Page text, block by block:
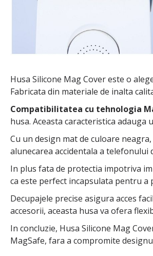
Husa Silicone Mag Cover este o
Fabricata din materiale de inalta
Compatibilitatea cu tehnologia
husa. Aceasta caracteristica
Cu un design mat de culoare
alunecarea accidentala a
In plus fata de protectia impotriva
ca este perfect incapsulata pentru a
Decupajele precise asigura acces
accesorii, aceasta husa va ofera
In concluzie, Husa Silicone Mag
MagSafe, fara a compromite